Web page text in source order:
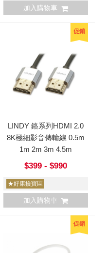
加入購物車
促銷
LINDY 鉻系列HDMI 2.0
8K極細影音傳輸線 0.5m
1m 2m 3m 4.5m
$399 - $990
★好康撿寶區
加入購物車
促銷